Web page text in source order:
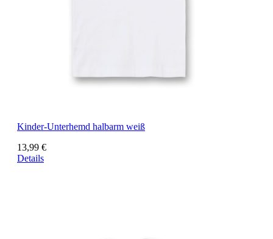
Kinder-Unterhemd halbarm weiß
13,99 €
Details